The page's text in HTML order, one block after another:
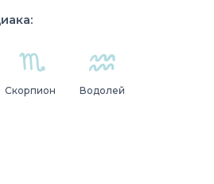
Скорпион Водолей